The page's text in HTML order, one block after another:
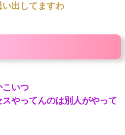
出してますわ
こいつ
やってんのは別人がやって